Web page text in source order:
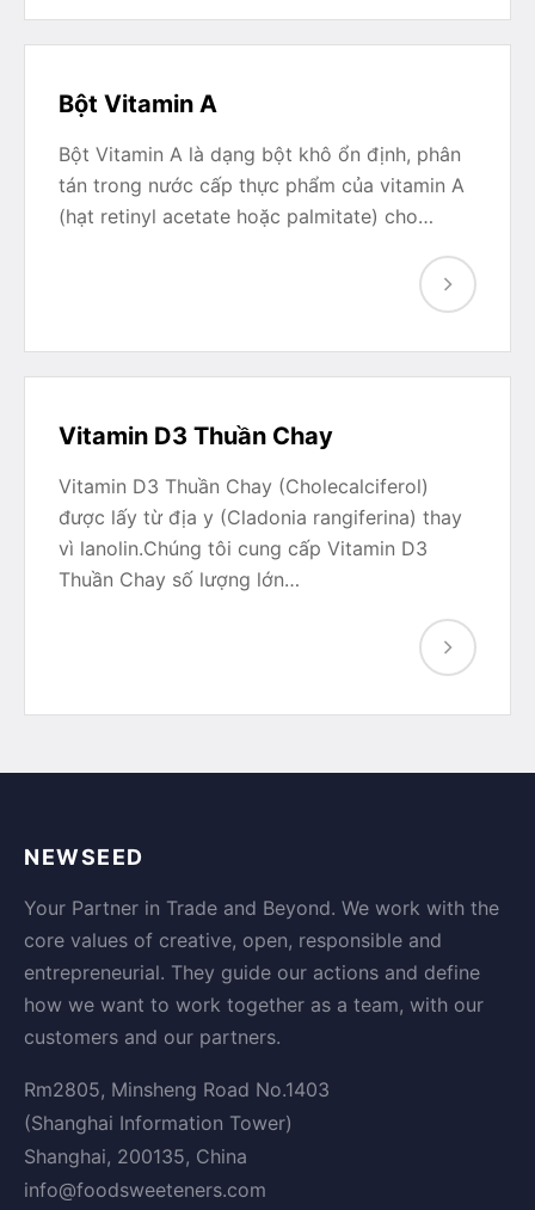
Bột Vitamin A
Bột Vitamin A là dạng bột khô ổn định, phân
tán trong nước cấp thực phẩm của vitamin A
(hạt retinyl acetate hoặc palmitate) cho…
Vitamin D3 Thuần Chay
Vitamin D3 Thuần Chay (Cholecalciferol)
được lấy từ địa y (Cladonia rangiferina) thay
vì lanolin.Chúng tôi cung cấp Vitamin D3
Thuần Chay số lượng lớn…
NEWSEED
Your Partner in Trade and Beyond. We work with the
core values of creative, open, responsible and
entrepreneurial. They guide our actions and define
how we want to work together as a team, with our
customers and our partners.
Rm2805, Minsheng Road No.1403
(Shanghai Information Tower)
Shanghai, 200135, China
info@foodsweeteners.com